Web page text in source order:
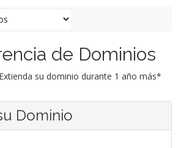
de Dominios
su dominio durante 1 año más*
Dominio